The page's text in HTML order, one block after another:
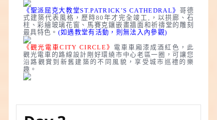
《聖派屈克大教堂ST.PATRICK’S CATHEDRAL》哥德
式建築代表風格，歷時80年才完全竣工‚，以拱廊、石
柱、彩繪玻璃花窗、馬賽克鑲嵌畫牆面和祈禱堂的雕刻
最具特色。 (如遇教堂有活動，則無法入內參觀)
《觀光電車CITY CIRCLE》 電車車廂漆成酒紅色，此
觀光電車的路線設計剛好環繞市中心老區一圈，可讓您
沿路觀賞到新舊建築的不同風貌，享受城市巡禮的樂
趣。